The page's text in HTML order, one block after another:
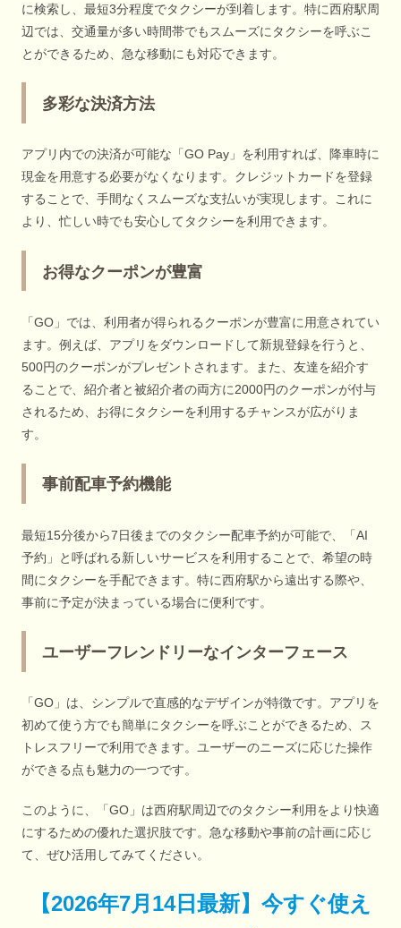
に検索し、最短3分程度でタクシーが到着します。特に西府駅周
辺では、交通量が多い時間帯でもスムーズにタクシーを呼ぶこ
とができるため、急な移動にも対応できます。
多彩な決済方法
アプリ内での決済が可能な「GO Pay」を利用すれば、降車時に
現金を用意する必要がなくなります。クレジットカードを登録
することで、手間なくスムーズな支払いが実現します。これに
より、忙しい時でも安心してタクシーを利用できます。
お得なクーポンが豊富
「GO」では、利用者が得られるクーポンが豊富に用意されてい
ます。例えば、アプリをダウンロードして新規登録を行うと、
500円のクーポンがプレゼントされます。また、友達を紹介す
ることで、紹介者と被紹介者の両方に2000円のクーポンが付与
されるため、お得にタクシーを利用するチャンスが広がりま
す。
事前配車予約機能
最短15分後から7日後までのタクシー配車予約が可能で、「AI
予約」と呼ばれる新しいサービスを利用することで、希望の時
間にタクシーを手配できます。特に西府駅から遠出する際や、
事前に予定が決まっている場合に便利です。
ユーザーフレンドリーなインターフェース
「GO」は、シンプルで直感的なデザインが特徴です。アプリを
初めて使う方でも簡単にタクシーを呼ぶことができるため、ス
トレスフリーで利用できます。ユーザーのニーズに応じた操作
ができる点も魅力の一つです。
このように、「GO」は西府駅周辺でのタクシー利用をより快適
にするための優れた選択肢です。急な移動や事前の計画に応じ
て、ぜひ活用してみてください。
【2026年7月14日最新】 今すぐ使え